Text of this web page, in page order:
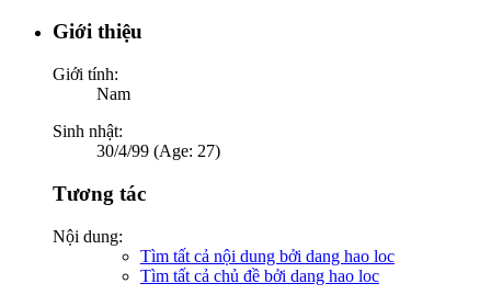
Giới thiệu
Giới tính:
Nam
Sinh nhật:
30/4/99 (Age: 27)
Tương tác
Nội dung:
Tìm tất cả nội dung bởi dang hao loc
Tìm tất cả chủ đề bởi dang hao loc